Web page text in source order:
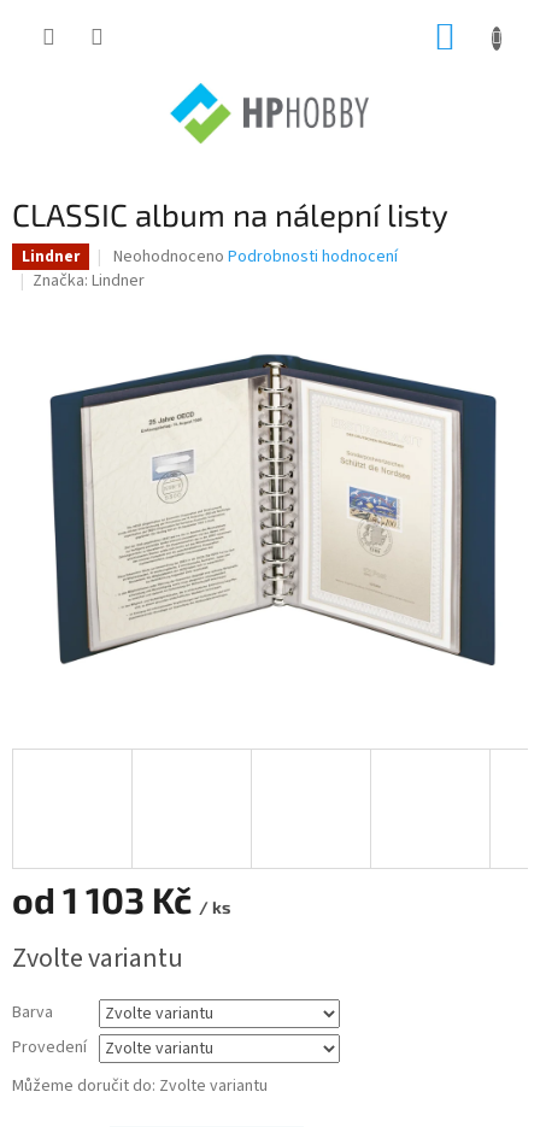
CLASSIC album na nálepní listy
Lindner
Průměrné
hodnocení
5
hvězdiček.
Neohodnoceno Podrobnosti hodnocení
Značka: Lindner
od 1 103 Kč / ks
cena:
Zvolte variantu
Barva
Provedení
Můžeme doručit do: Zvolte variantu